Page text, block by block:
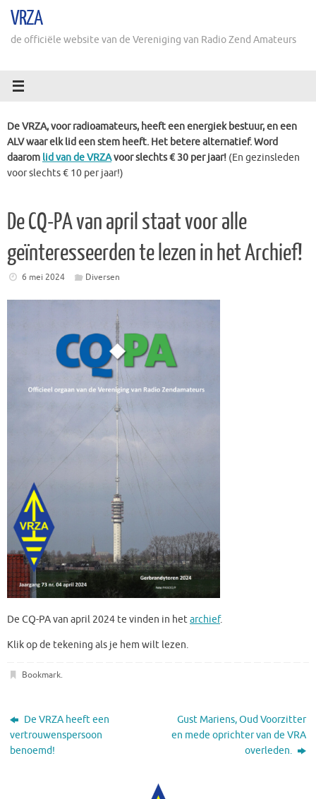
naarVRZA
de officiële website van de Vereniging van Radio Zend Amateurs
De VRZA, voor radioamateurs, heeft een energiek bestuur, en een
ALV waar elk lid een stem heeft. Het betere alternatief. Word
daarom lid van de VRZAvoor slechts € 30 per jaar! (En gezinsleden
voor slechts € 10 per jaar!)
De CQ-PA van april staat voor alle
geïnteresseerden te lezen in het Archief!
6 mei 2024 Diversen
De CQ-PA van april 2024 te vinden in hetarchief.
Klik op de tekening als je hem wilt lezen.
Bookmark.
De VRZA heeft een
vertrouwenspersoon
benoemd!
Gust Mariens, Oud Voorzitter
en mede oprichter van de VRA
overleden.